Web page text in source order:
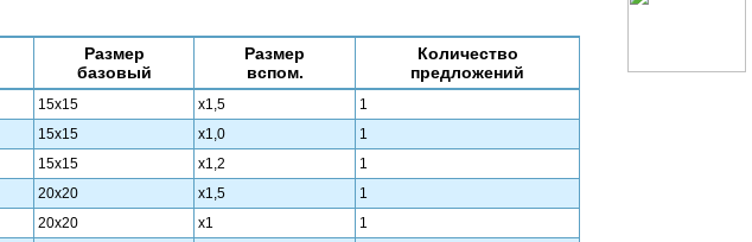
Размер
базовый
Размер
вспом.
Количество
предложений
15х15 х1,5
1
15х15 х1,0
1
15х15 х1,2
1
20х20 х1,5
1
20х20 х1
1